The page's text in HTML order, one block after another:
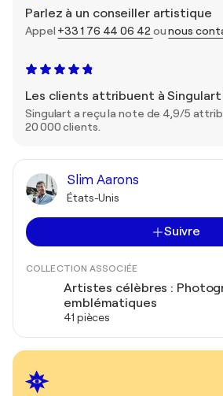
Parlez à un conseiller artistique
Appel +33 1 76 44 06 42 ounous
Les clients attribuent à
Singulart a reçu la note de 4,9/5
20 000 clients.
Slim Aarons
États-Unis
Suivre
COLLECTION ASSOCIÉE
Artistes célèbres :
emblématiques
41 pièces